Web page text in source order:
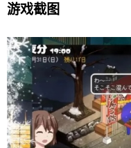
游戏截图